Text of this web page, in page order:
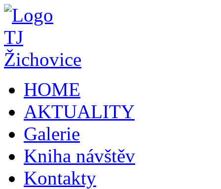
HOME
AKTUALITY
Galerie
Kniha návštěv
Kontakty